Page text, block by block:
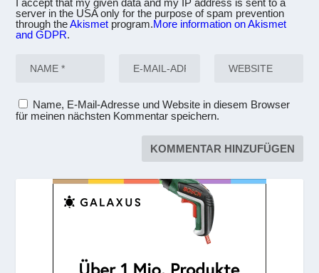
I accept that my given data and my IP address is sent to a
server in the USA only for the purpose of spam prevention
through theAkismet program.More information on Akismet
and GDPR.
Name, E-Mail-Adresse und Website in diesem Browser
für meinen nächsten Kommentar speichern.